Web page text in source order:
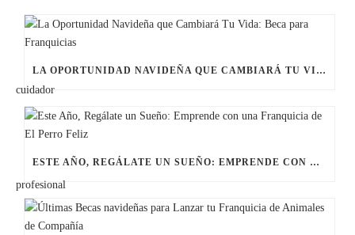
LA OPORTUNIDAD NAVIDEÑA QUE CAMBIARÁ TU VIDA: BECA PARA FRANQUICIAS
ESTE AÑO, REGÁLATE UN SUEÑO: EMPRENDE CON UNA FRANQUICIA DE EL PERRO FELIZ